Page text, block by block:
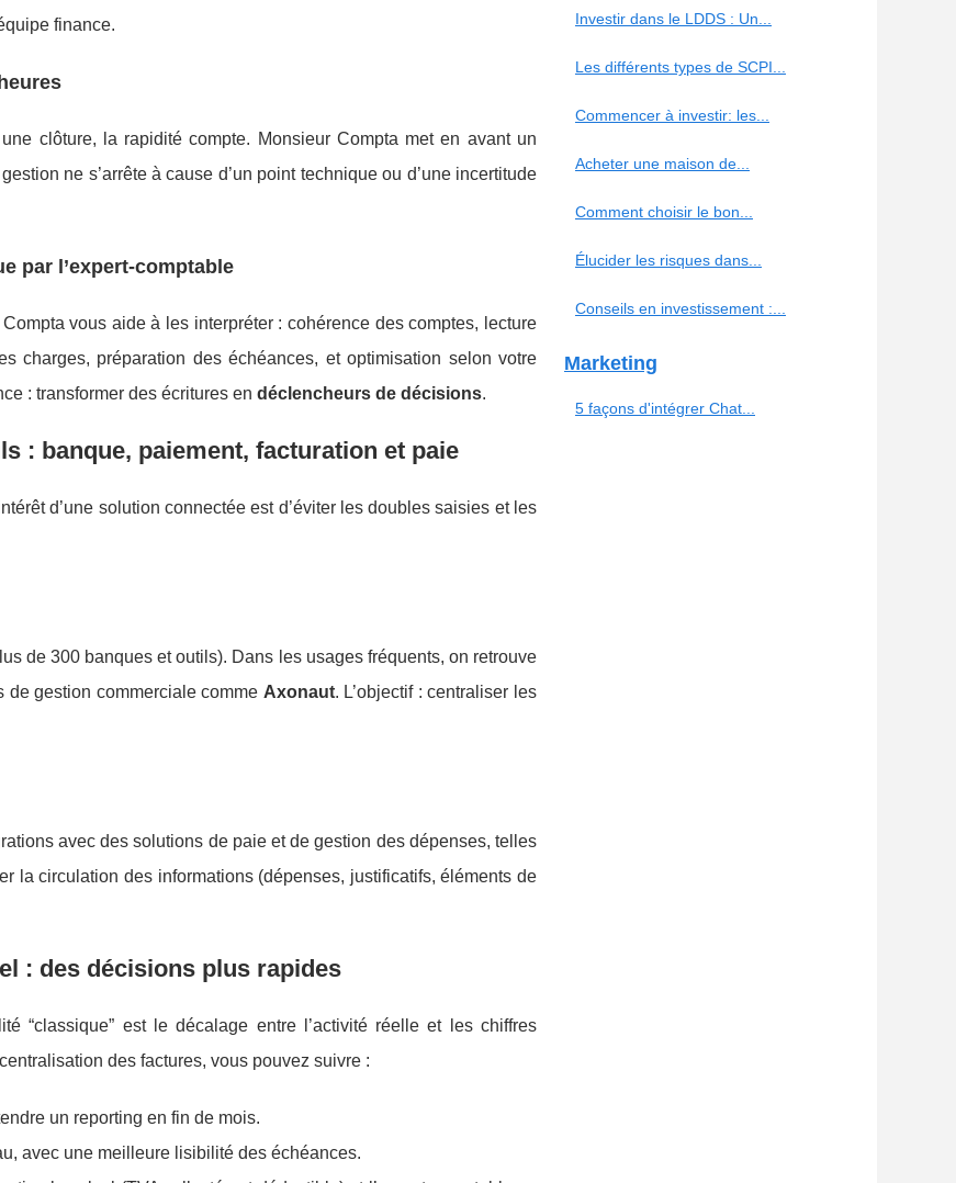
finance.
clôture, la rapidité compte. Monsieur Compta met en avant un
ne s’arrête à cause d’un point technique ou d’une incertitude
par l’expert-comptable
vous aide à les interpréter : cohérence des comptes, lecture
charges, préparation des échéances, et optimisation selon votre
: transformer des écritures en déclencheurs de décisions.
: banque, paiement, facturation et paie
d’une solution connectée est d’éviter les doubles saisies et les
de 300 banques et outils). Dans les usages fréquents, on retrouve
de gestion commerciale comme Axonaut. L’objectif : centraliser les
avec des solutions de paie et de gestion des dépenses, telles
la circulation des informations (dépenses, justificatifs, éléments de
: des décisions plus rapides
“classique” est le décalage entre l’activité réelle et les chiffres
des factures, vous pouvez suivre :
un reporting en fin de mois.
avec une meilleure lisibilité des échéances.
Investir dans le LDDS : Un...
Les différents types de SCPI...
Commencer à investir: les...
Acheter une maison de...
Comment choisir le bon...
Élucider les risques dans...
Conseils en investissement :...
Marketing
5 façons d'intégrer Chat...